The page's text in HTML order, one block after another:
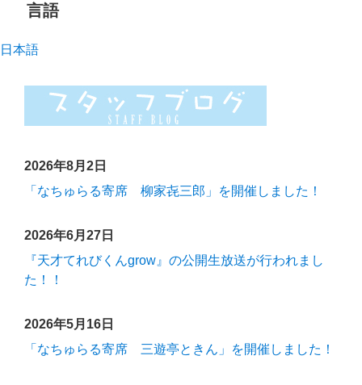
言語
日本語
2026年8月2日
「なちゅらる寄席 柳家㐂三郎」を開催しました！
2026年6月27日
『天才てれびくんgrow』の公開生放送が行われまし
た！！
2026年5月16日
「なちゅらる寄席 三遊亭ときん」を開催しました！